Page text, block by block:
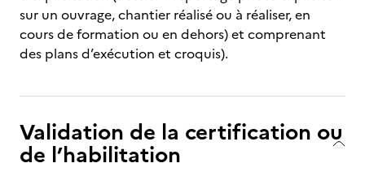
sur un ouvrage, chantier réalisé ou à réaliser, en
cours de formation ou en dehors) et comprenant
des plans d’exécution et croquis).
Validation de la certification ou
de l’habilitation